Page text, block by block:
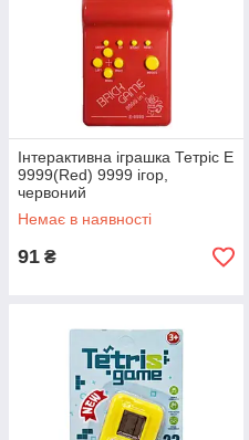
Інтерактивна іграшка Тетріс Е
9999(Red) 9999 ігор,
червоний
Немає в наявності
91 ₴